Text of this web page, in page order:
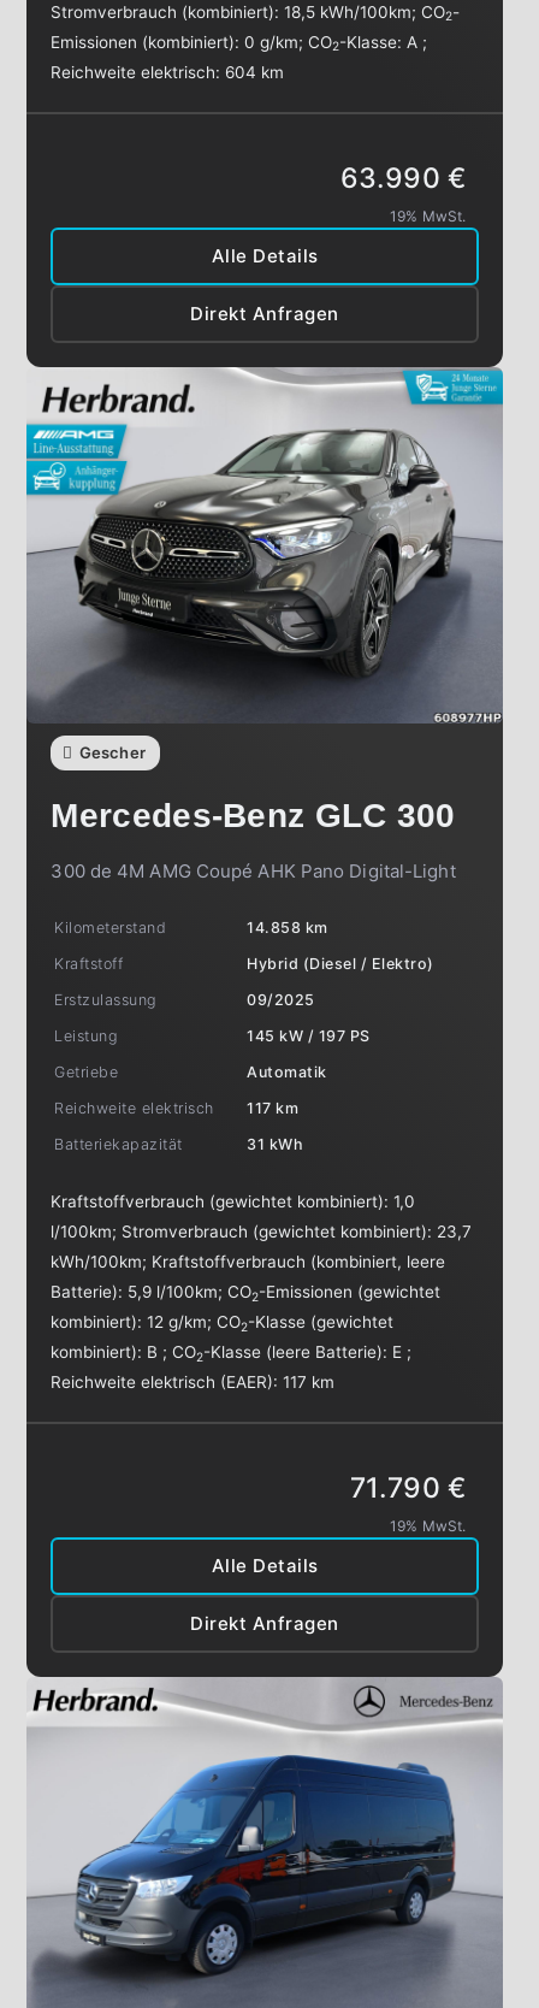
Stromverbrauch (kombiniert):18,5 kWh/100km;CO2-
Emissionen (kombiniert):0 g/km;CO2-Klasse: A ;
Reichweite elektrisch: 604 km
Alle Details
Direkt Anfragen
63.990 €
19% MwSt.
Gescher
Mercedes-Benz GLC 300
300 de 4M AMG Coupé AHK Pano Digital-Light
Kilometerstand
14.858 km
Kraftstoff
Hybrid (Diesel / Elektro)
Erstzulassung
09/2025
Leistung
145 kW / 197 PS
Getriebe
Automatik
Reichweite elektrisch
117 km
Batteriekapazität
31 kWh
Kraftstoffverbrauch (gewichtet kombiniert):1,0
l/100km; Stromverbrauch (gewichtet kombiniert): 23,7
kWh/100km; Kraftstoffverbrauch (kombiniert, leere
Batterie): 5,9 l/100km;CO2-Emissionen (gewichtet
kombiniert):12 g/km;CO2-Klasse (gewichtet
kombiniert): B ;CO2-Klasse (leere Batterie): E ;
Reichweite elektrisch (EAER):117 km
Alle Details
Direkt Anfragen
71.790 €
19% MwSt.